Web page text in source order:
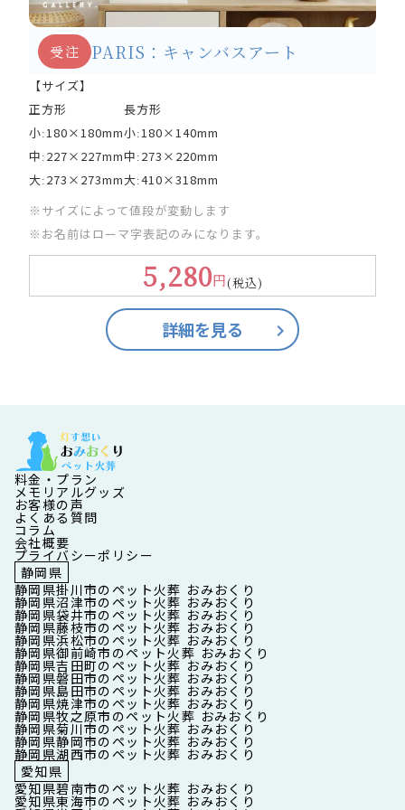
受注 PARIS：キャンバスアート
【サイズ】
正方形
小ː180×180mm
中ː227×227mm
大ː273×273mm
長方形
小ː180×140mm
中ː273×220mm
大ː410×318mm
※サイズによって値段が変動します
※お名前はローマ字表記のみになります。
5,280円(税込)
詳細を見る keyboard_arrow_right
料金・プラン
メモリアルグッズ
お客様の声
よくある質問
コラム
会社概要
プライバシーポリシー
静岡県
静岡県掛川市のペット火葬 おみおくり
静岡県沼津市のペット火葬 おみおくり
静岡県袋井市のペット火葬 おみおくり
静岡県藤枝市のペット火葬 おみおくり
静岡県浜松市のペット火葬 おみおくり
静岡県御前崎市のペット火葬 おみおくり
静岡県吉田町のペット火葬 おみおくり
静岡県磐田市のペット火葬 おみおくり
静岡県島田市のペット火葬 おみおくり
静岡県焼津市のペット火葬 おみおくり
静岡県牧之原市のペット火葬 おみおくり
静岡県菊川市のペット火葬 おみおくり
静岡県静岡市のペット火葬 おみおくり
静岡県湖西市のペット火葬 おみおくり
愛知県
愛知県碧南市のペット火葬 おみおくり
愛知県東海市のペット火葬 おみおくり